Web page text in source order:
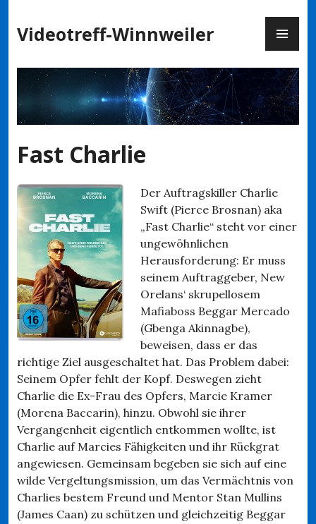
Inhalt
springen
Videotreff-Winnweiler
Fast Charlie
Der Auftragskiller Charlie
Swift (Pierce Brosnan) aka
„Fast Charlie“ steht vor einer
ungewöhnlichen
Herausforderung: Er muss
seinem Auftraggeber, New
Orelans‘ skrupellosem
Mafiaboss Beggar Mercado
(Gbenga Akinnagbe),
beweisen, dass er das
richtige Ziel ausgeschaltet hat. Das Problem dabei:
Seinem Opfer fehlt der Kopf. Deswegen zieht
Charlie die Ex-Frau des Opfers, Marcie Kramer
(Morena Baccarin), hinzu. Obwohl sie ihrer
Vergangenheit eigentlich entkommen wollte, ist
Charlie auf Marcies Fähigkeiten und ihr Rückgrat
angewiesen. Gemeinsam begeben sie sich auf eine
wilde Vergeltungsmission, um das Vermächtnis von
Charlies bestem Freund und Mentor Stan Mullins
(James Caan) zu schützen und gleichzeitig Beggar